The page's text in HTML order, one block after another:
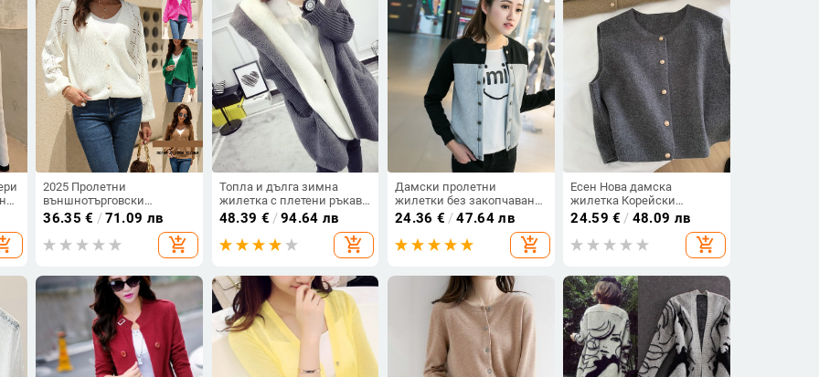
2025 Пролетни
външнотърговски
европейски и
американски дамски
пуловери Нов пуловер
Кухо плетено жилетка с
36.35 € /71.09 лв
add_shopping_cart
Топла и дълга зимна
жилетка с плетени ръкави
в няколко цвята
48.39 € /94.64 лв
add_shopping_cart
Дамски пролетни
жилетки без закопчаване
- сиви, сини, розови, черни
- различни размери и топ
размери
24.36 € /47.64 лв
add_shopping_cart
Есен Нова дамска
жилетка Корейски
елегантен плетен женски
ежедневен пуловер без
ръкави Потници Модни
24.59 € / 48.09 лв
add_shopping_cart